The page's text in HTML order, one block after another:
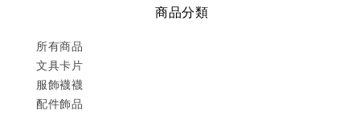
商品分類
所有商品
文具卡片
服飾襪襪
配件飾品